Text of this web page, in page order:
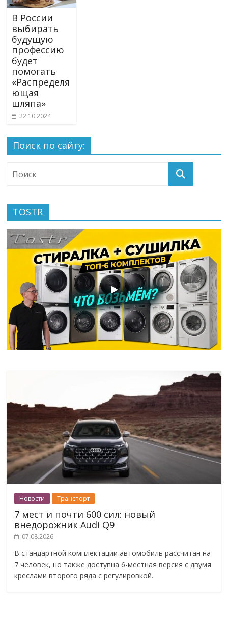
В России
выбирать
будущую
профессию
будет
помогать
«Распределя
ющая
шляпа»
22.10.2024
Поиск по сайту:
TOSTR
Новости Транспорт
7 мест и почти 600 сил: новый
внедорожник Audi Q9
07.08.2026
В стандартной комплектации автомобиль рассчитан на
7 человек, но также доступна 6-местная версия с двумя
креслами второго ряда с регулировкой.